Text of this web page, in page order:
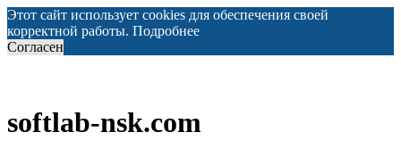
Этот сайт использует cookies для обеспечения своей
корректной работы. Подробнее
Согласен
softlab-nsk.com